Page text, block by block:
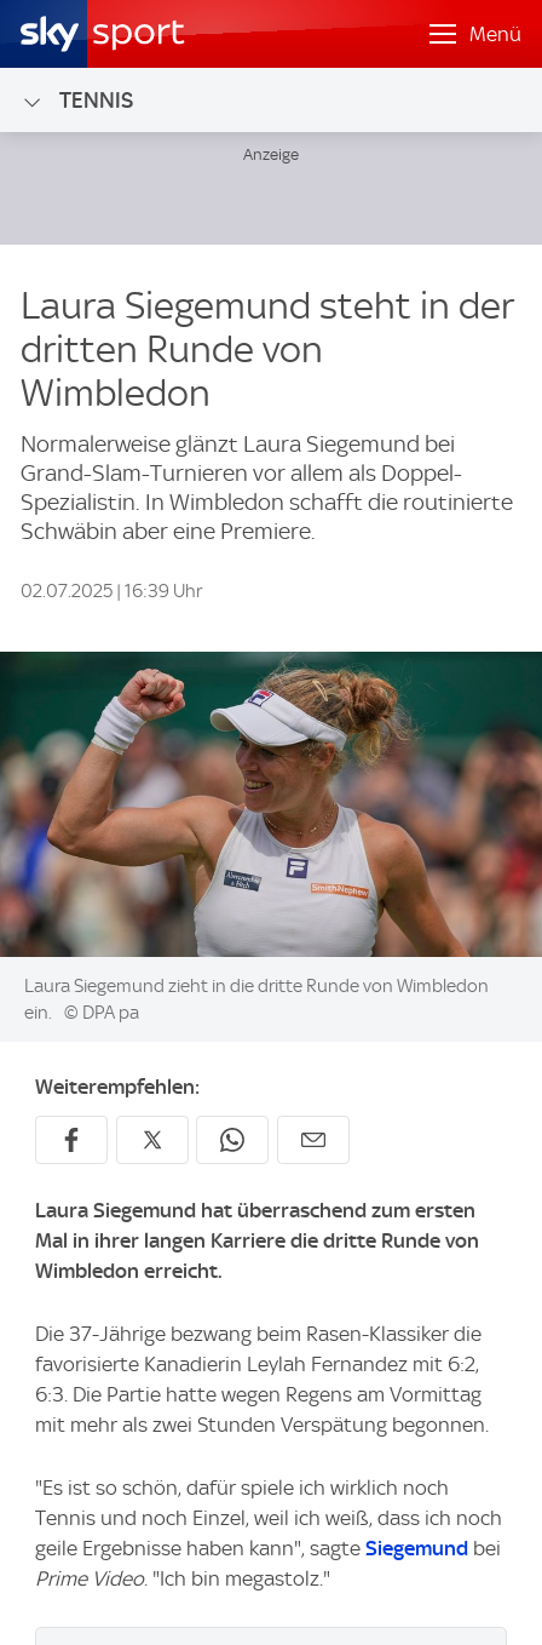
Menü
TENNIS
Laura Siegemund steht in der
dritten Runde von
Wimbledon
Normalerweise glänzt Laura Siegemund bei
Grand-Slam-Turnieren vor allem als Doppel-
Spezialistin. In Wimbledon schafft die routinierte
Schwäbin aber eine Premiere.
02.07.2025 | 16:39 Uhr
Image:
Laura Siegemund zieht in die dritte Runde von Wimbledon
ein.
© DPA pa
Weiterempfehlen:
Laura Siegemund hat überraschend zum ersten
Mal in ihrer langen Karriere die dritte Runde von
Wimbledon erreicht.
Die 37-Jährige bezwang beim Rasen-Klassiker die
favorisierte Kanadierin Leylah Fernandez mit 6:2,
6:3. Die Partie hatte wegen Regens am Vormittag
mit mehr als zwei Stunden Verspätung begonnen.
"Es ist so schön, dafür spiele ich wirklich noch
Tennis und noch Einzel, weil ich weiß, dass ich noch
geile Ergebnisse haben kann", sagte Siegemund bei
Prime Video. "Ich bin megastolz."